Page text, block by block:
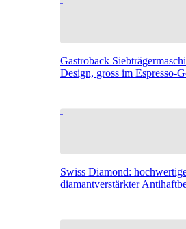
Gastroback
Design, gross im Espresso-
Swiss Diamond:
diamantverstärkter